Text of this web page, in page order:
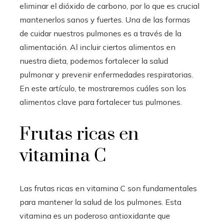
eliminar el dióxido de carbono, por lo que es crucial
mantenerlos sanos y fuertes. Una de las formas
de cuidar nuestros pulmones es a través de la
alimentación. Al incluir ciertos alimentos en
nuestra dieta, podemos fortalecer la salud
pulmonar y prevenir enfermedades respiratorias.
En este artículo, te mostraremos cuáles son los
alimentos clave para fortalecer tus pulmones.
Frutas ricas en
vitamina C
Las frutas ricas en vitamina C son fundamentales
para mantener la salud de los pulmones. Esta
vitamina es un poderoso antioxidante que